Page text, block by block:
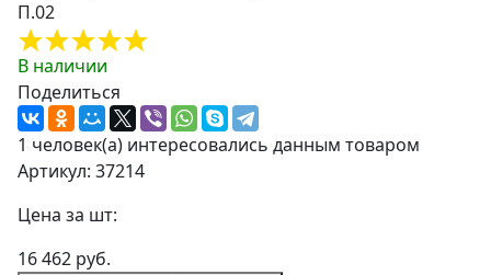
В наличии
Поделиться
1 человек(а) интересовались данным товаром
Артикул: 37214
Цена за шт:
16 462 руб.